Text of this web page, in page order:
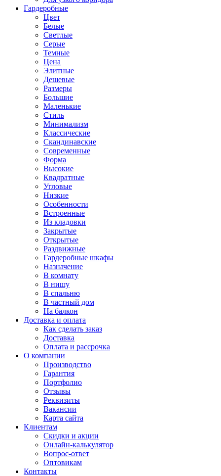
Гардеробные
Цвет
Белые
Светлые
Серые
Темные
Цена
Элитные
Дешевые
Размеры
Большие
Маленькие
Стиль
Минимализм
Классические
Скандинавские
Современные
Форма
Высокие
Квадратные
Угловые
Низкие
Особенности
Встроенные
Из кладовки
Закрытые
Открытые
Раздвижные
Гардеробные шкафы
Назначение
В комнату
В нишу
В спальню
В частный дом
На балкон
Доставка и оплата
Как сделать заказ
Доставка
Оплата и рассрочка
О компании
Производство
Гарантия
Портфолио
Отзывы
Реквизиты
Вакансии
Карта сайта
Клиентам
Скидки и акции
Онлайн-калькулятор
Вопрос-ответ
Оптовикам
Контакты